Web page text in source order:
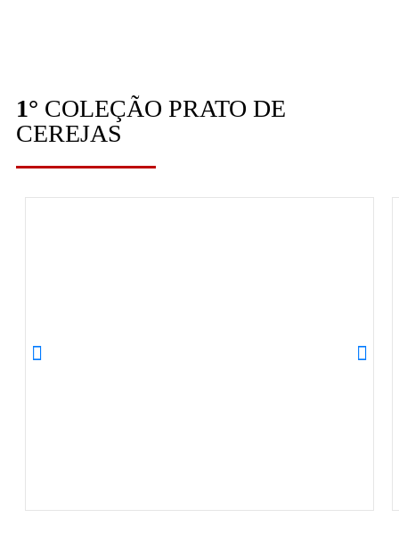
1° COLEÇÃO PRATO DE
CEREJAS